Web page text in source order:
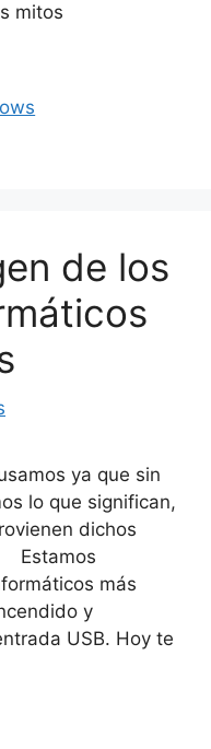
mitos
de los
ya que sin
lo que significan,
dichos
Estamos
más
y
USB. Hoy te